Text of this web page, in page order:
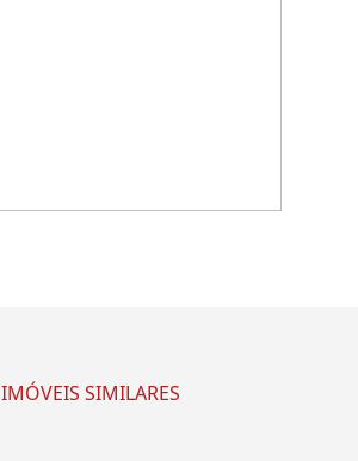
IMÓVEIS SIMILARES